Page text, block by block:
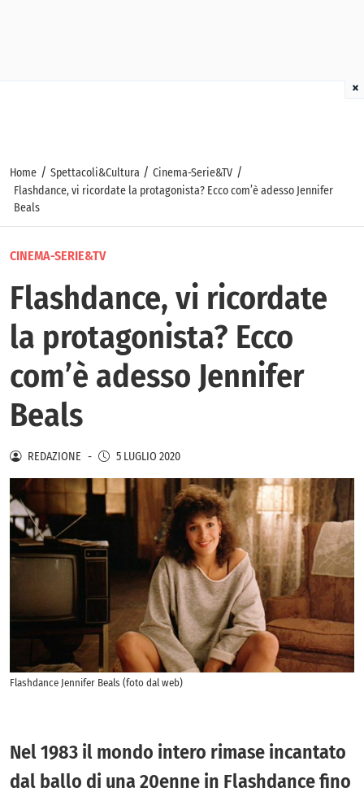
Home / Spettacoli&Cultura / Cinema-Serie&TV /
Flashdance, vi ricordate la protagonista? Ecco com’è adesso Jennifer
Beals
CINEMA-SERIE&TV
Flashdance, vi ricordate
la protagonista? Ecco
com’è adesso Jennifer
Beals
REDAZIONE - 5 LUGLIO 2020
Flashdance Jennifer Beals (foto dal web)
Nel 1983 il mondo intero rimase incantato
dal ballo di una 20enne in Flashdance fino
×